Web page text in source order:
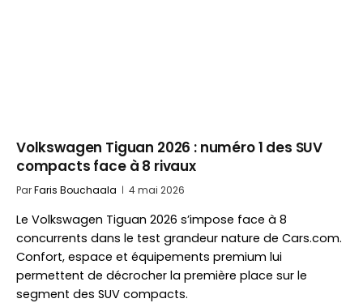
Volkswagen Tiguan 2026 : numéro 1 des SUV
compacts face à 8 rivaux
ParFaris Bouchaala 4 mai 2026
Le Volkswagen Tiguan 2026 s’impose face à 8
concurrents dans le test grandeur nature de Cars.com.
Confort, espace et équipements premium lui
permettent de décrocher la première place sur le
segment des SUV compacts.